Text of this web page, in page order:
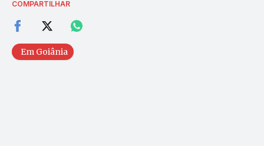
COMPARTILHAR
Em Goiânia